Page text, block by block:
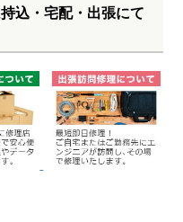
込・宅配・出張にて